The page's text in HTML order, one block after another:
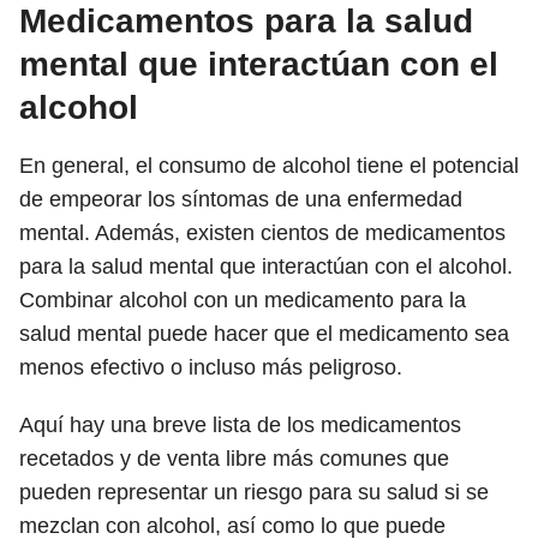
Medicamentos para la salud
mental que interactúan con el
alcohol
En general, el consumo de alcohol tiene el potencial
de empeorar los síntomas de una enfermedad
mental. Además, existen cientos de medicamentos
para la salud mental que interactúan con el alcohol.
Combinar alcohol con un medicamento para la
salud mental puede hacer que el medicamento sea
menos efectivo o incluso más peligroso.
Aquí hay una breve lista de los medicamentos
recetados y de venta libre más comunes que
pueden representar un riesgo para su salud si se
mezclan con alcohol, así como lo que puede